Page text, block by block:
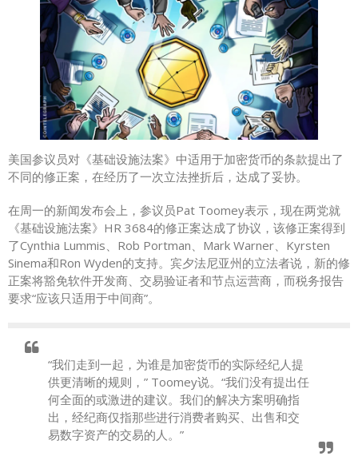
美国参议员对《基础设施法案》中适用于加密货币的条款提出了
不同的修正案，在经历了一次立法挫折后，达成了妥协。
在周一的新闻发布会上，参议员Pat Toomey表示，现在两党就
《基础设施法案》HR 3684的修正案达成了协议，该修正案得到
了Cynthia Lummis、Rob Portman、Mark Warner、Kyrsten
Sinema和Ron Wyden的支持。宾夕法尼亚州的立法者说，新的修
正案将豁免软件开发商、交易验证者和节点运营商，而税务报告
要求“应该只适用于中间商”。
“我们走到一起，为谁是加密货币的实际经纪人提
供更清晰的规则，” Toomey说。“我们没有提出任
何全面的或激进的建议。我们的解决方案明确指
出，经纪商仅指那些进行消费者购买、出售和交
易数字资产的交易的人。”